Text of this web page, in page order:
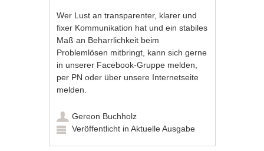
Wer Lust an transparenter, klarer und
fixer Kommunikation hat und ein stabiles
Maß an Beharrlichkeit beim
Problemlösen mitbringt, kann sich gerne
in unserer Facebook-Gruppe melden,
per PN oder über unsere Internetseite
melden.
Gereon Buchholz
Veröffentlicht inAktuelle Ausgabe